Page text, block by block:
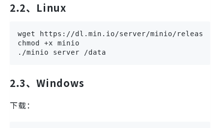
2.2、Linux
wget https://dl.min.io/server/minio/release/
chmod +x minio
./minio server /data
2.3、Windows
下载：